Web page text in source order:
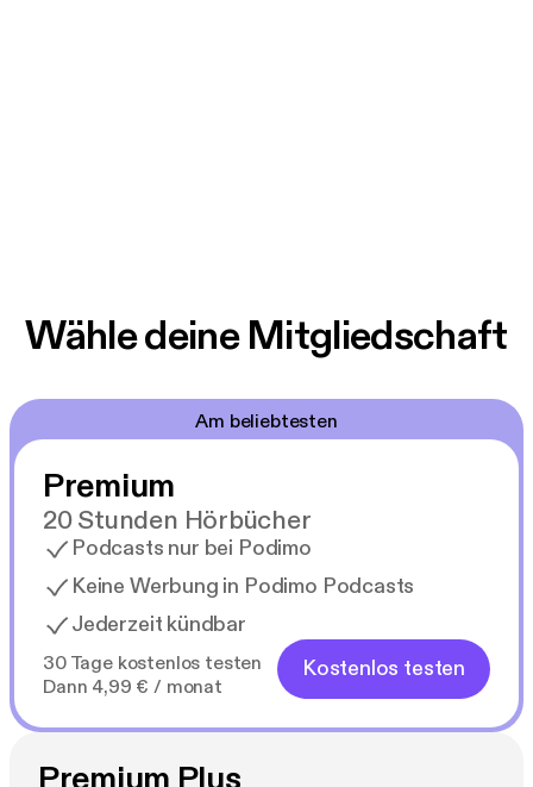
Wähle deine Mitgliedschaft
Am beliebtesten
Premium
20 Stunden Hörbücher
Podcasts nur bei Podimo
Keine Werbung in Podimo Podcasts
Jederzeit kündbar
30 Tage kostenlos testen
Dann 4,99 € / monat
Kostenlos testen